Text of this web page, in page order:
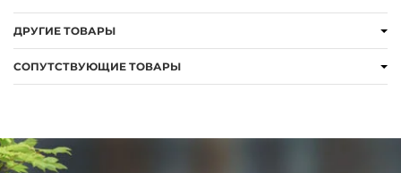
ДРУГИЕ ТОВАРЫ
СОПУТСТВУЮЩИЕ ТОВАРЫ